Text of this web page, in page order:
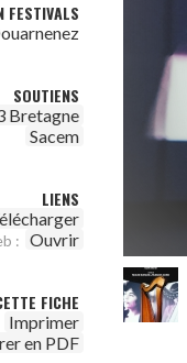
FESTIVALS
SOUTIENS
Bretagne
Sacem
LIENS
: Ouvrir
FICHE
Imprimer
en PDF